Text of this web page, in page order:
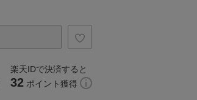
楽天IDで決済すると
32 ポイント獲得